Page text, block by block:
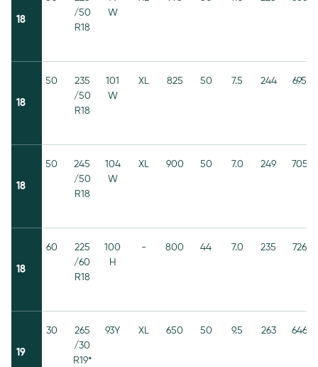
18
/50
R18
W
18
50
235
/50
R18
101
W
XL 825 50 7.5 244 695
18
50
245
/50
R18
104
W
XL 900 50 7.0 249 705
18
60
225
/60
R18
100
H
- 800 44 7.0 235 726
19
30
265
/30
R19*
93Y XL 650 50 9.5 263 646